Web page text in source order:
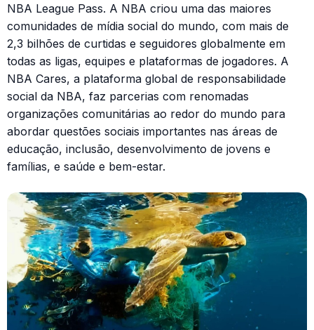
NBA League Pass. A NBA criou uma das maiores
comunidades de mídia social do mundo, com mais de
2,3 bilhões de curtidas e seguidores globalmente em
todas as ligas, equipes e plataformas de jogadores. A
NBA Cares, a plataforma global de responsabilidade
social da NBA, faz parcerias com renomadas
organizações comunitárias ao redor do mundo para
abordar questões sociais importantes nas áreas de
educação, inclusão, desenvolvimento de jovens e
famílias, e saúde e bem-estar.